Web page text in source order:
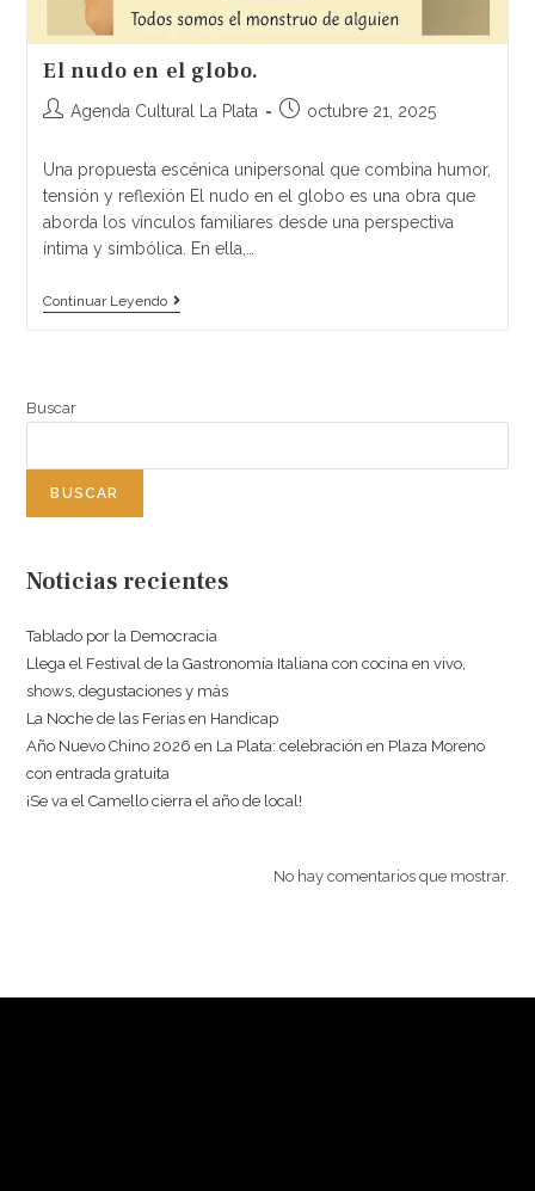
El nudo en el globo.
Agenda Cultural La Plata octubre 21, 2025
Una propuesta escénica unipersonal que combina humor,
tensión y reflexión El nudo en el globo es una obra que
aborda los vínculos familiares desde una perspectiva
íntima y simbólica. En ella,…
Continuar Leyendo
Buscar
BUSCAR
Noticias recientes
Tablado por la Democracia
Llega el Festival de la Gastronomía Italiana con cocina en vivo,
shows, degustaciones y más
La Noche de las Ferias en Handicap
Año Nuevo Chino 2026 en La Plata: celebración en Plaza Moreno
con entrada gratuita
¡Se va el Camello cierra el año de local!
No hay comentarios que mostrar.